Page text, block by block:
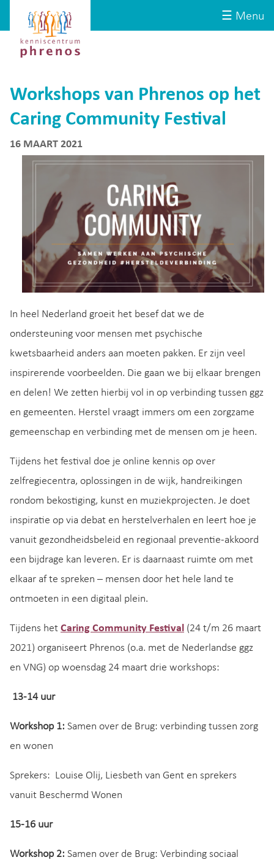
☰ Menu
Kenniscentrum
Phrenos
website
Workshops van Phrenos op het
Caring Community Festival
16 MAART 2021
In heel Nederland groeit het besef dat we de
ondersteuning voor mensen met psychische
kwetsbaarheid anders aan moeten pakken. Er zijn veel
inspirerende voorbeelden. Die gaan we bij elkaar brengen
en delen! We zetten hierbij vol in op verbinding tussen ggz
en gemeenten. Herstel vraagt immers om een zorgzame
gemeenschap en verbinding met de mensen om je heen.
Tijdens het festival doe je online kennis op over
zelfregiecentra, oplossingen in de wijk, handreikingen
rondom bekostiging, kunst en muziekprojecten. Je doet
inspiratie op via debat en herstelverhalen en leert hoe je
vanuit gezondheidsbeleid en regionaal preventie-akkoord
een bijdrage kan leveren. Er is daarnaast ruimte om met
elkaar af te spreken – mensen door het hele land te
ontmoeten in een digitaal plein.
Tijdens het Caring Community Festival (24 t/m 26 maart
2021) organiseert Phrenos (o.a. met de Nederlandse ggz
en VNG) op woensdag 24 maart drie workshops:
13-14 uur
Workshop 1: Samen over de Brug: verbinding tussen zorg
en wonen
Sprekers: Louise Olij, Liesbeth van Gent en sprekers
vanuit Beschermd Wonen
15-16 uur
Workshop 2: Samen over de Brug: Verbinding sociaal